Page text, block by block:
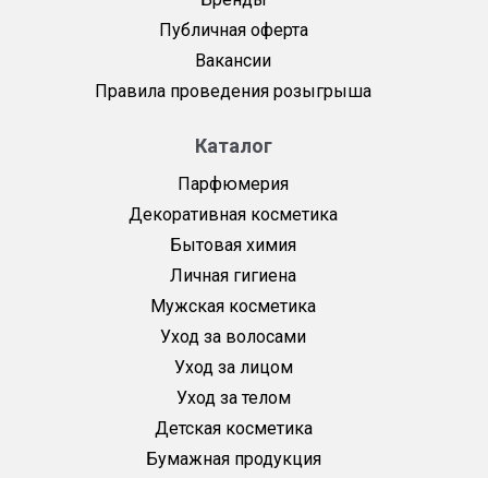
Публичная оферта
Вакансии
Правила проведения розыгрыша
Каталог
Парфюмерия
Декоративная косметика
Бытовая химия
Личная гигиена
Мужская косметика
Уход за волосами
Уход за лицом
Уход за телом
Детская косметика
Бумажная продукция